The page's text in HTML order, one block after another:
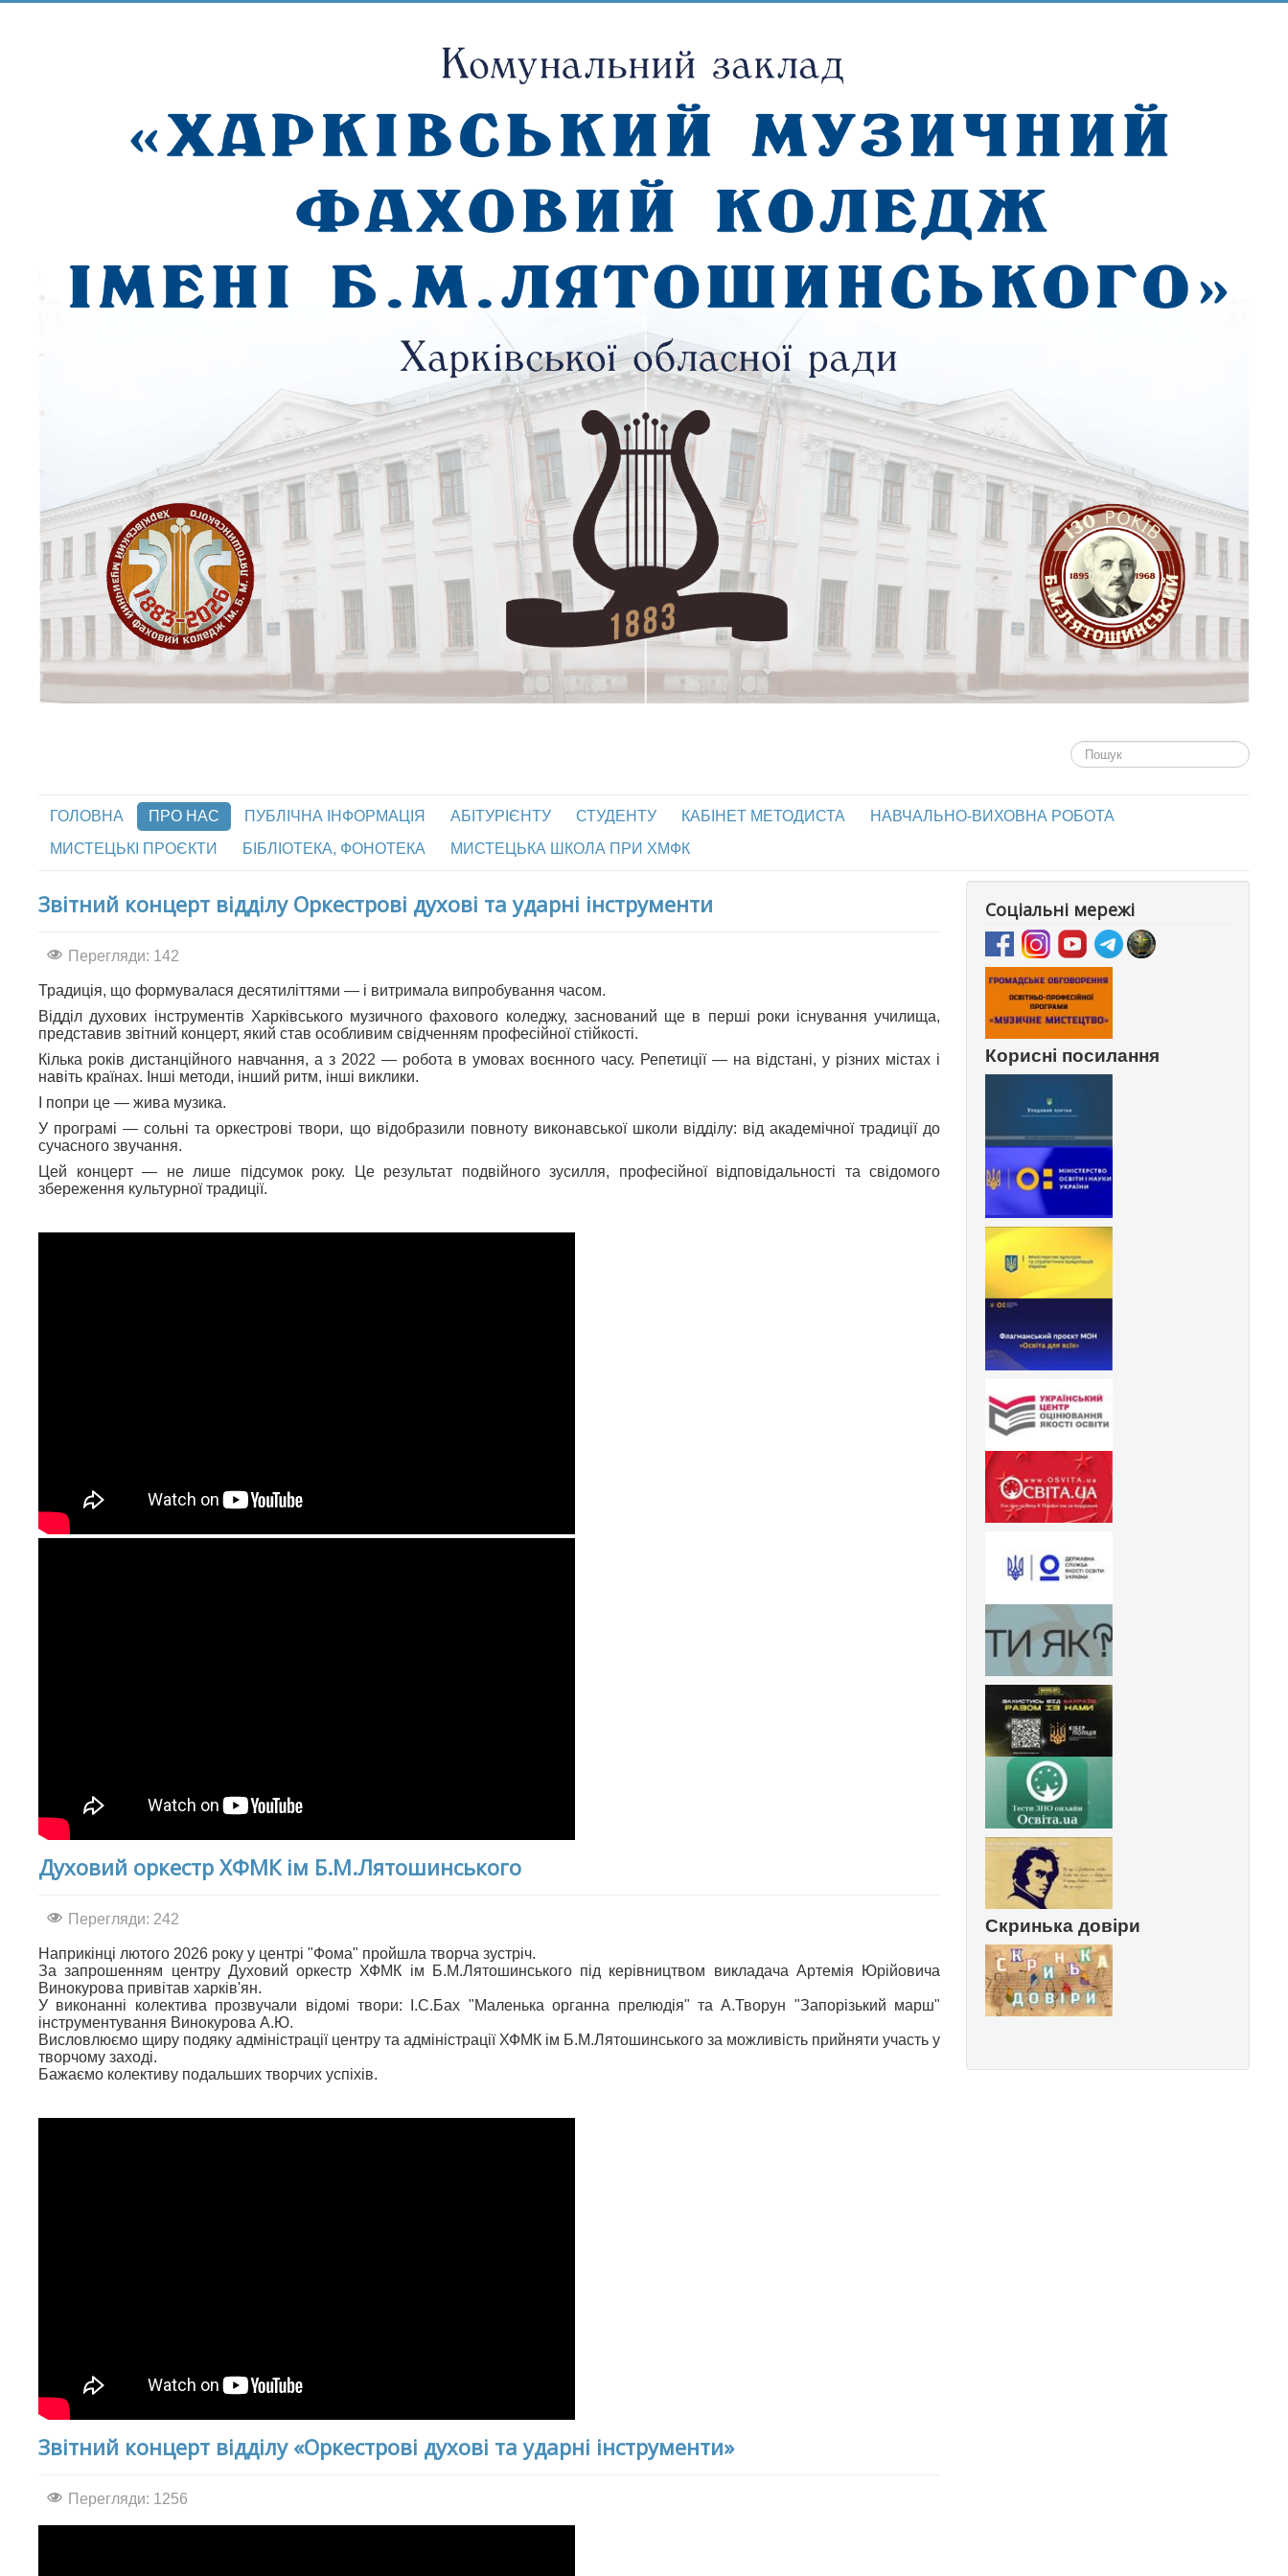
Пошук...
ГОЛОВНА ПРО НАС ПУБЛІЧНА ІНФОРМАЦІЯ АБІТУРІЄНТУ СТУДЕНТУ КАБІНЕТ МЕТОДИСТА
НАВЧАЛЬНО-ВИХОВНА РОБОТА
МИСТЕЦЬКІ ПРОЄКТИ
БІБЛІОТЕКА, ФОНОТЕКА МИСТЕЦЬКА ШКОЛА ПРИ ХМФК
Звітний концерт відділу Оркестрові духові та ударні інструменти
Перегляди: 142
Традиція, що формувалася десятиліттями — і витримала випробування часом.
Відділ духових інструментів Харківського музичного фахового коледжу, заснований ще в перші роки існування училища,
представив звітний концерт, який став особливим свідченням професійної стійкості.
Кілька років дистанційного навчання, а з 2022 — робота в умовах воєнного часу. Репетиції — на відстані, у різних містах і
навіть країнах. Інші методи, інший ритм, інші виклики.
І попри це — жива музика.
У програмі — сольні та оркестрові твори, що відобразили повноту виконавської школи відділу: від академічної традиції до
сучасного звучання.
Цей концерт — не лише підсумок року. Це результат подвійного зусилля, професійної відповідальності та свідомого
збереження культурної традиції.
Духовий оркестр ХФМК ім Б.М.Лятошинського
Перегляди: 242
Наприкінці лютого 2026 року у центрі "Фома" пройшла творча зустріч.
За запрошенням центру Духовий оркестр ХФМК ім Б.М.Лятошинського під керівництвом викладача Артемія Юрійовича
Винокурова привітав харків'ян.
У виконанні колектива прозвучали відомі твори: І.С.Бах "Маленька органна прелюдія" та А.Творун "Запорізький марш"
інструментування Винокурова А.Ю.
Висловлюємо щиру подяку адміністрації центру та адміністрації ХФМК ім Б.М.Лятошинського за можливість прийняти участь у
творчому заході.
Бажаємо колективу подальших творчих успіхів.
Звітний концерт відділу «Оркестрові духові та ударні інструменти»
Перегляди: 1256
Соціальні мережі
Корисні посилання
Скринька довіри